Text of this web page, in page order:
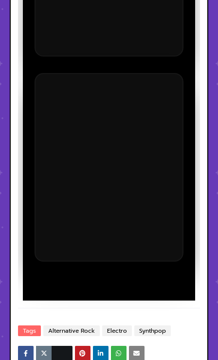
Tags Alternative Rock Electro Synthpop